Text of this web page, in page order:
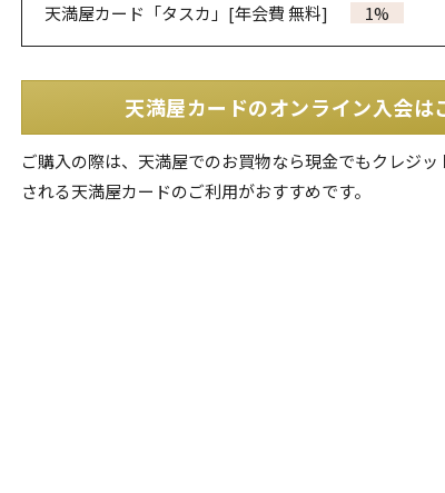
天満屋カード「タスカ」 [年会費 無料] 1%
天満屋カードのオンライン入会は
ご購入の際は、天満屋でのお買物なら現金でもクレジ
される天満屋カードのご利用がおすすめです。